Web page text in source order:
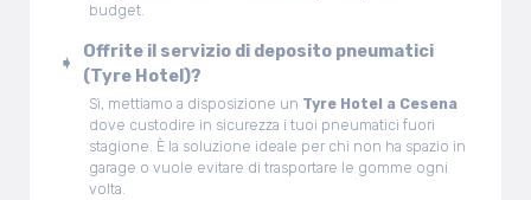
budget.
Offrite il servizio di deposito pneumatici
(Tyre Hotel)?
Sì, mettiamo a disposizione un Tyre Hotel a Cesena
dove custodire in sicurezza i tuoi pneumatici fuori
stagione. È la soluzione ideale per chi non ha spazio in
garage o vuole evitare di trasportare le gomme ogni
volta.